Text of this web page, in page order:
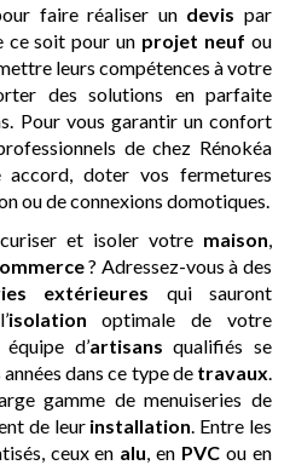
faire réaliser un devis par
ce soit pour un projet neuf ou
leurs compétences à votre
des solutions en parfaite
Pour vous garantir un confort
de chez Rénokéa
doter vos fermetures
ou de connexions domotiques.
et isoler votre maison
? Adressez-vous à des
extérieures qui sauront
isolation optimale de votre
d’artisans qualifiés se
dans ce type de travaux
gamme de menuiseries de
de leur installation . Entre les
ceux en alu , en PVC ou en